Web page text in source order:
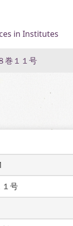
in Institutes
１１号
１号